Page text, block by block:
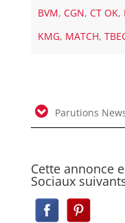
BVM,CGN,CT OK,
KMG, MATCH,
Parutions
Cette annonce
Sociaux